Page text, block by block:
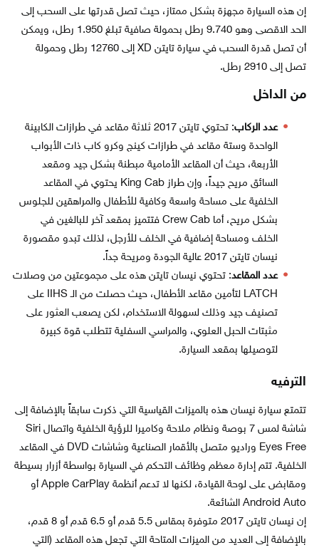
إن هذه السيارة مجهزة بشكل ممتاز، حيث تصل قدرتها على السحب إلى
الحد الاقصى وهو 9.740 رطل بحمولة صافية تبلغ 1.950 رطل، ويمكن
أن تصل قدرة السحب في سيارة تايتن XD إلى 12760 رطل وحمولة
تصل إلى 2910 رطل.
من الداخل
عدد الركاب
: تحتوي تايتن 2017 ثلاثة مقاعد في طرازات الكابينة
الواحدة وستة مقاعد في طرازات كينج وكرو كاب ذات الأبواب
الأربعة، حيث أن المقاعد الأمامية مبطنة بشكل جيد ومقعد
السائق مريح جيداً، وإن طراز King Cab يحتوي في المقاعد
الخلفية على مساحة واسعة وكافية للأطفال والمراهقين للجلوس
بشكل مريح، أما Crew Cab فتتميز بمقعد آخر للبالغين في
الخلف ومساحة إضافية في الخلف للأرجل، لذلك تبدو مقصورة
نيسان تايتن 2017 عالية الجودة ومريحة جداً.
عدد المقاعد: تحتوي نيسان تايتن هذه على مجموعتين من وصلات
LATCH لتأمين مقاعد الأطفال، حيث حصلت من الـ IIHS على
تصنيف جيد وذلك لسهولة الاستخدام، لكن يصعب العثور على
مثبتات الحبل العلوي، والمراسي السفلية تتطلب قوة كبيرة
لتوصيلها بمقعد السيارة.
الترفيه
تتمتع سيارة نيسان هذه بالميزات القياسية التي ذكرت سابقاً بالإضافة إلى
شاشة لمس 7 بوصة ونظام ملاحة وكاميرا للرؤية الخلفية واتصال Siri
Eyes Free وراديو متصل بالأقمار الصناعية وشاشات DVD في المقاعد
الخلفية. تتم إدارة معظم وظائف التحكم في السيارة بواسطة أزرار بسيطة
ومقابض على لوحة القيادة، لكنها لا تدعم أنظمة Apple CarPlay أو
Android Auto الشائعة.
إن نيسان تايتن 2017 متوفرة بمقاس 5.5 قدم أو 6.5 قدم أو 8 قدم،
بالإضافة إلى العديد من الميزات المتاحة التي تجعل هذه المقاعد (التي